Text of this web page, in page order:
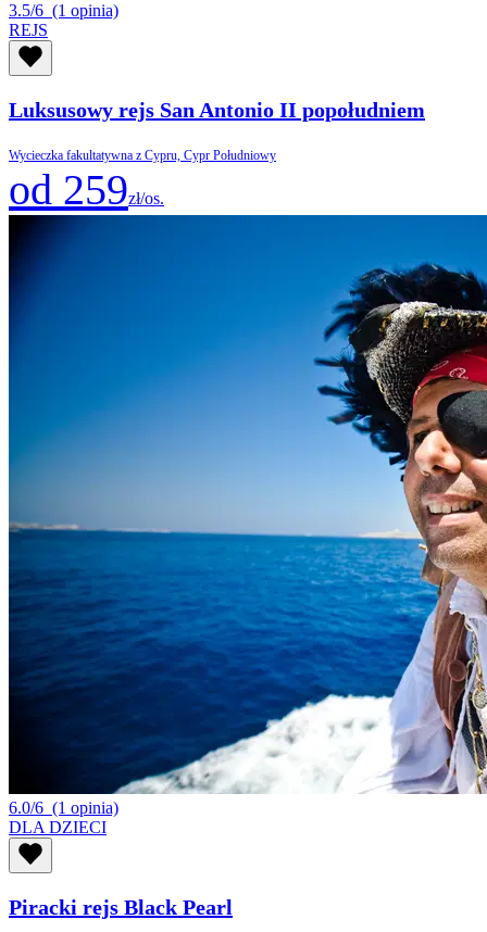
3.5/6 (1 opinia)
REJS
Luksusowy rejs San Antonio II popołudniem
Wycieczka fakultatywna z Cypru, Cypr Południowy
od 259zł/os.
6.0/6 (1 opinia)
DLA DZIECI
Piracki rejs Black Pearl